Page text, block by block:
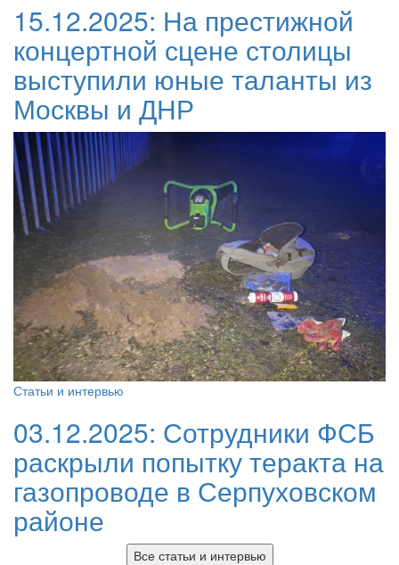
15.12.2025: На престижной
концертной сцене столицы
выступили юные таланты из
Москвы и ДНР
Статьи и интервью
03.12.2025: Сотрудники ФСБ
раскрыли попытку теракта на
газопроводе в Серпуховском
районе
Все статьи и интервью